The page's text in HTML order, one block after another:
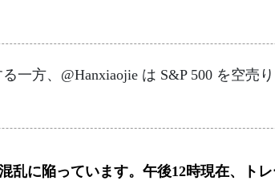
一方、@Hanxiaojie は S&P 500 を空売り
乱に陥っています。午後12時現在、ト